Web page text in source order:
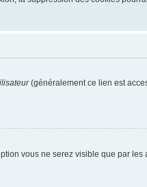
(généralement ce lien est
vous ne serez visible que par les